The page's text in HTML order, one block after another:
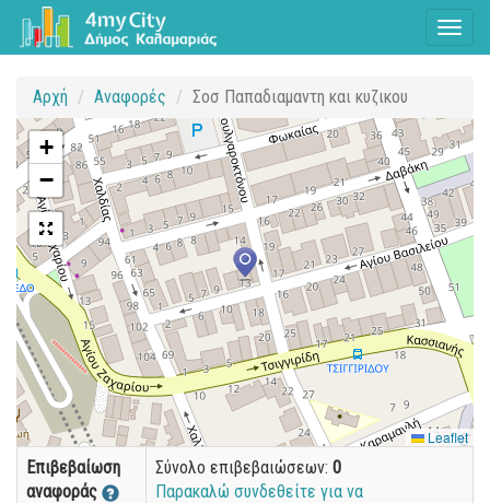
Αρχή Αναφορές Σοσ Παπαδιαμαντη και κυζικου
+
−
Leaflet
Επιβεβαίωση
αναφοράς
Σύνολο επιβεβαιώσεων: 0
Παρακαλώ συνδεθείτε για να